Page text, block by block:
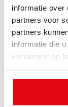
informatie over
partners voor
partners
informatie die
verzameld op